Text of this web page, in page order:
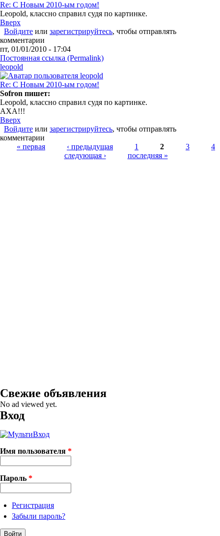
Re: С Новым 2010-ым годом!
Leopold, классно справил судя по картинке.
Вверх
Войдите или зарегистрируйтесь, чтобы отправлять
комментарии
пт, 01/01/2010 - 17:04
Постоянная ссылка (Permalink)
leopold
Re: С Новым 2010-ым годом!
Sofron пишет:
Leopold, классно справил судя по картинке.
АХА!!!
Вверх
Войдите или зарегистрируйтесь, чтобы отправлять
комментарии
Страницы
« первая ‹ предыдущая 1 2 3
4
следующая ›
последняя »
Свежие объявления
No ad viewed yet.
Вход
Имя пользователя *
Пароль *
Регистрация
Забыли пароль?